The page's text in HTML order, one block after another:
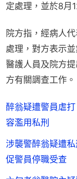
定處理，並於8月
院方指，經病人
處理，對方表示
醫護人員及院方
方有關調查工作。
醉翁疑遭警員虐
容濫用私刑
涉襲警醉翁疑遭
促警員停職受查